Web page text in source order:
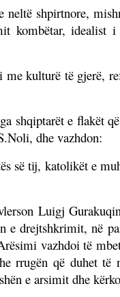
shpirtnore,
kombëtar,
kulturë të gjerë,
shqiptarët e flakët
dhe vazhdon:
së tij, katolikët e
Luigj Gurakuqin
e drejtshkrimit, në
vazhdoi të
rrugën që duhet
e arsimit dhe